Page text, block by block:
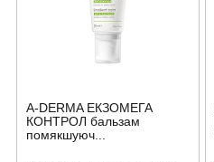
A-DERMA ЕКЗОМЕГА
КОНТРОЛ бальзам
помякшуюч...